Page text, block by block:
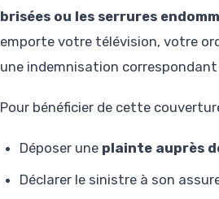
brisées ou les serrures
emporte votre télévision, votre
une indemnisation
Pour bénéficier de cette
Déposer une plainte auprès
Déclarer le sinistre à son